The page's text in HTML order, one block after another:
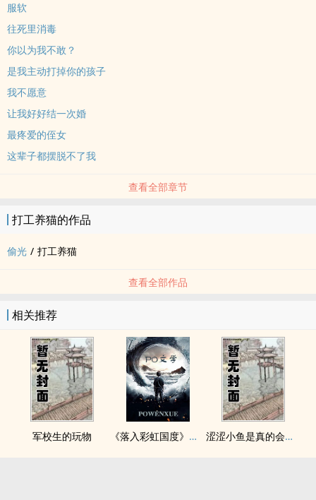
服软
往死里消毒
你以为我不敢？
是我主动打掉你的孩子
我不愿意
让我好好结一次婚
最疼爱的侄女
这辈子都摆脱不了我
查看全部章节
打工养猫的作品
偷光 / 打工养猫
查看全部作品
相关推荐
军校生的玩物 《落入彩虹国度》穿越+西幻+言情 涩涩小鱼是真的会被干透